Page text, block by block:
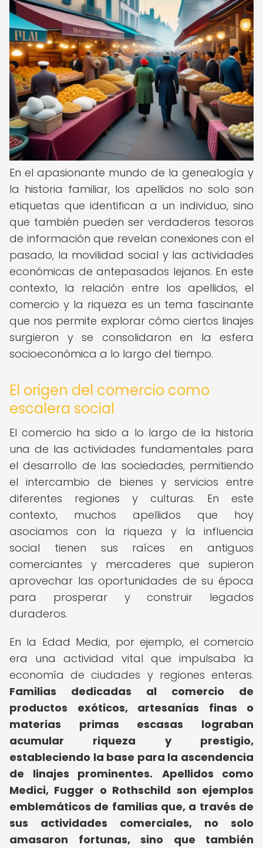
En el apasionante mundo de la genealogía y
la historia familiar, los apellidos no solo son
etiquetas que identifican a un individuo, sino
que también pueden ser verdaderos tesoros
de información que revelan conexiones con el
pasado, la movilidad social y las actividades
económicas de antepasados lejanos. En este
contexto, la relación entre los apellidos, el
comercio y la riqueza es un tema fascinante
que nos permite explorar cómo ciertos linajes
surgieron y se consolidaron en la esfera
socioeconómica a lo largo del tiempo.
El origen del comercio como
escalera social
El comercio ha sido a lo largo de la historia
una de las actividades fundamentales para
el desarrollo de las sociedades, permitiendo
el intercambio de bienes y servicios entre
diferentes regiones y culturas. En este
contexto, muchos apellidos que hoy
asociamos con la riqueza y la influencia
social tienen sus raíces en antiguos
comerciantes y mercaderes que supieron
aprovechar las oportunidades de su época
para prosperar y construir legados
duraderos.
En la Edad Media, por ejemplo, el comercio
era una actividad vital que impulsaba la
economía de ciudades y regiones enteras.
Familias dedicadas al comercio de
productos exóticos, artesanías finas o
materias primas escasas lograban
acumular riqueza y prestigio,
estableciendo la base para la ascendencia
de linajes prominentes.
Apellidos como
Medici, Fugger o Rothschild son ejemplos
emblemáticos de familias que, a través de
sus actividades comerciales, no solo
amasaron fortunas, sino que también